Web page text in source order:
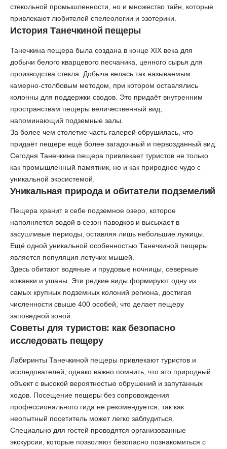
стекольной промышленности, но и множество тайн, которые
привлекают любителей спелеологии и эзотерики.
История Танечкиной пещеры
Танечкина пещера была создана в конце XIX века для
добычи белого кварцевого песчаника, ценного сырья для
производства стекла. Добыча велась так называемым
камерно-столбовым методом, при котором оставлялись
колонны для поддержки сводов. Это придаёт внутренним
пространствам пещеры величественный вид,
напоминающий подземные залы.
За более чем столетие часть галерей обрушилась, что
придаёт пещере ещё более загадочный и первозданный вид.
Сегодня Танечкина пещера привлекает туристов не только
как промышленный памятник, но и как природное чудо с
уникальной экосистемой.
Уникальная природа и обитатели подземелий
Пещера хранит в себе подземное озеро, которое
наполняется водой в сезон паводков и высыхает в
засушливые периоды, оставляя лишь небольшие лужицы.
Ещё одной уникальной особенностью Танечкиной пещеры
является популяция летучих мышей.
Здесь обитают водяные и прудовые ночницы, северные
кожанки и ушаны. Эти редкие виды формируют одну из
самых крупных подземных колоний региона, достигая
численности свыше 400 особей, что делает пещеру
заповедной зоной.
Советы для туристов: как безопасно
исследовать пещеру
Лабиринты Танечкиной пещеры привлекают туристов и
исследователей, однако важно помнить, что это природный
объект с высокой вероятностью обрушений и запутанных
ходов. Посещение пещеры без сопровождения
профессионального гида не рекомендуется, так как
неопытный посетитель может легко заблудиться.
Специально для гостей проводятся организованные
экскурсии, которые позволяют безопасно познакомиться с